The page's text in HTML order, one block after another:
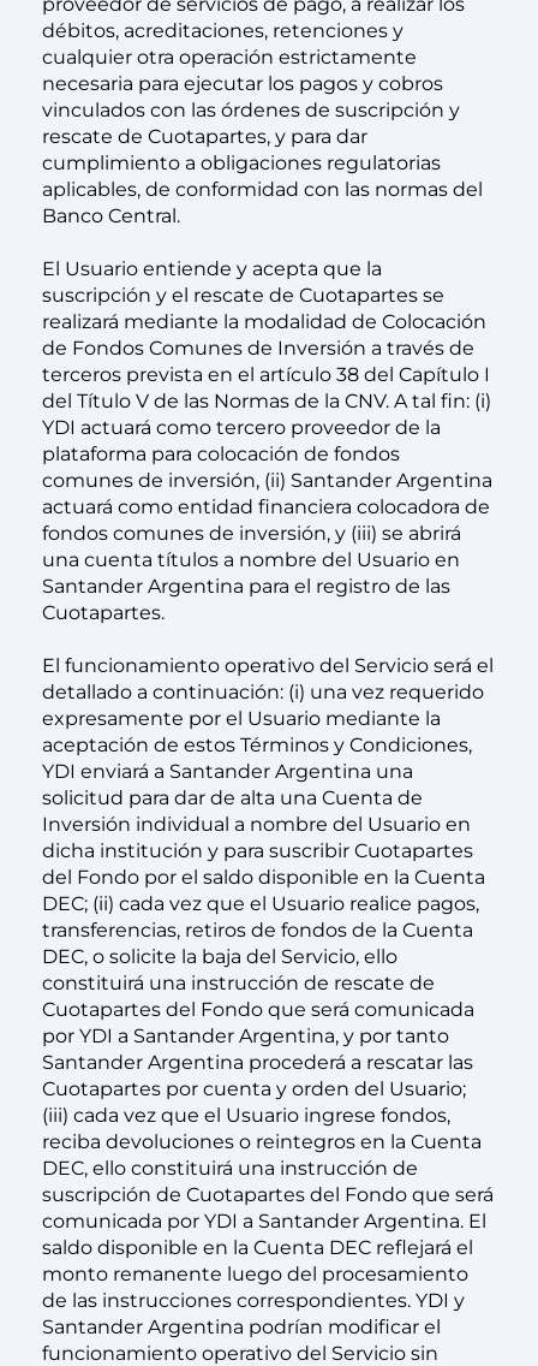
débitos, acreditaciones, retenciones y
cualquier otra operación estrictamente
necesaria para ejecutar los pagos y cobros
vinculados con las órdenes de suscripción y
rescate de Cuotapartes, y para dar
cumplimiento a obligaciones regulatorias
aplicables, de conformidad con las normas del
Banco Central.
El Usuario entiende y acepta que la
suscripción y el rescate de Cuotapartes se
realizará mediante la modalidad de Colocación
de Fondos Comunes de Inversión a través de
terceros prevista en el artículo 38 del Capítulo I
del Título V de las Normas de la CNV. A tal fin: (i)
YDI actuará como tercero proveedor de la
plataforma para colocación de fondos
comunes de inversión, (ii) Santander Argentina
actuará como entidad financiera colocadora de
fondos comunes de inversión, y (iii) se abrirá
una cuenta títulos a nombre del Usuario en
Santander Argentina para el registro de las
Cuotapartes.
El funcionamiento operativo del Servicio será el
detallado a continuación: (i) una vez requerido
expresamente por el Usuario mediante la
aceptación de estos Términos y Condiciones,
YDI enviará a Santander Argentina una
solicitud para dar de alta una Cuenta de
Inversión individual a nombre del Usuario en
dicha institución y para suscribir Cuotapartes
del Fondo por el saldo disponible en la Cuenta
DEC; (ii) cada vez que el Usuario realice pagos,
transferencias, retiros de fondos de la Cuenta
DEC, o solicite la baja del Servicio, ello
constituirá una instrucción de rescate de
Cuotapartes del Fondo que será comunicada
por YDI a Santander Argentina, y por tanto
Santander Argentina procederá a rescatar las
Cuotapartes por cuenta y orden del Usuario;
(iii) cada vez que el Usuario ingrese fondos,
reciba devoluciones o reintegros en la Cuenta
DEC, ello constituirá una instrucción de
suscripción de Cuotapartes del Fondo que será
comunicada por YDI a Santander Argentina. El
saldo disponible en la Cuenta DEC reflejará el
monto remanente luego del procesamiento
de las instrucciones correspondientes. YDI y
Santander Argentina podrían modificar el
funcionamiento operativo del Servicio sin